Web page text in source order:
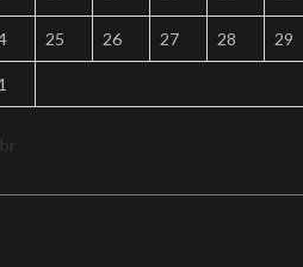
25 26 27 28 29